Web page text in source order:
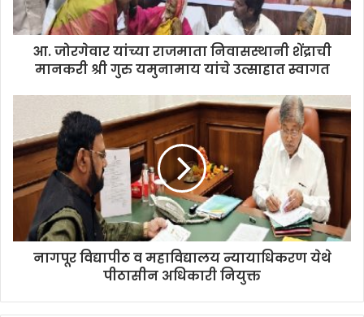
a
d
आ. जोरगेवार यांच्या राजमाता निवासस्थानी शेंद्राची
मानकरी श्री गुरु यमुनामाय यांचे उत्साहात स्वागत
नागपूर विद्यापीठ व महाविद्यालय न्यायाधिकरण येथे
पीठासीन अधिकारी नियुक्त